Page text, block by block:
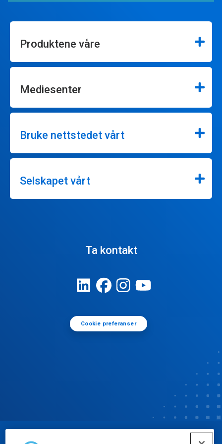
Produktene våre
Mediesenter
Bruke nettstedet vårt
Selskapet vårt
Ta kontakt
Cookie preferanser